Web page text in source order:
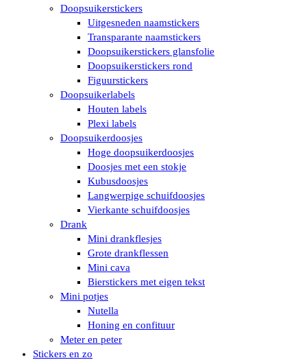
Doopsuikerstickers
Uitgesneden naamstickers
Transparante naamstickers
Doopsuikerstickers glansfolie
Doopsuikerstickers rond
Figuurstickers
Doopsuikerlabels
Houten labels
Plexi labels
Doopsuikerdoosjes
Hoge doopsuikerdoosjes
Doosjes met een stokje
Kubusdoosjes
Langwerpige schuifdoosjes
Vierkante schuifdoosjes
Drank
Mini drankflesjes
Grote drankflessen
Mini cava
Bierstickers met eigen tekst
Mini potjes
Nutella
Honing en confituur
Meter en peter
Stickers en zo